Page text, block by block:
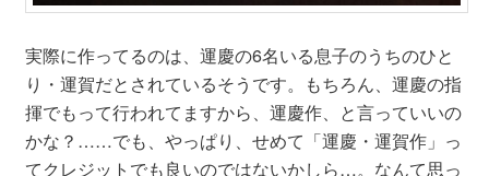
実際に作ってるのは、運慶の6名いる息子のうちのひと
り・運賀だとされているそうです。もちろん、運慶の指
揮でもって行われてますから、運慶作、と言っていいの
かな？……でも、やっぱり、せめて「運慶・運賀作」っ
てクレジットでも良いのではないかしら…。なんて思っ